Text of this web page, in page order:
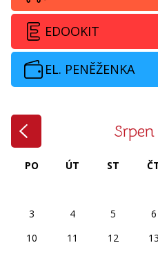
EDOOKIT
EL. PENĚŽENKA
PO ÚT ST
3
4 5 6
10
11 12 13